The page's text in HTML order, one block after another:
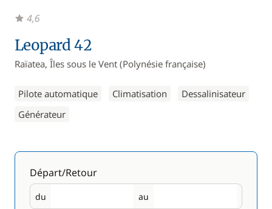
Leopard 42
Raïatea, Îles sous le Vent (Polynésie française)
Pilote automatique Climatisation
Dessalinisateur
Générateur
4,6
Départ/Retour
du
Départ au
Retour